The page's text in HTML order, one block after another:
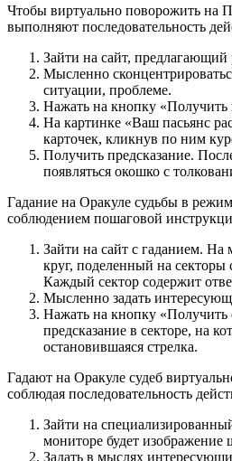
Чтобы виртуально поворожить на
выполняют последовательность
Зайти на сайт, предлагающий
Мысленно
ситуации, проблеме.
Нажать на кнопку «Получить
На картинке «Ваш пасьянс
карточек, кликнув по ним
Получить предсказание.
появляться окошко с
Гадание на Оракуле судьбы в
соблюдением пошаговой
Зайти на сайт с гаданием. На
круг, поделенный на секторы
Каждый сектор содержит
Мысленно задать
Нажать на кнопку «Получить
предсказание в секторе, на
остановившаяся стрелка.
Гадают на Оракуле судеб
соблюдая последовательность
Зайти на
мониторе будет изображение
Задать в мыслях